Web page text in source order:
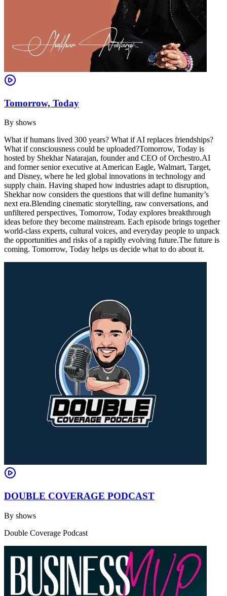
Tomorrow, Today
By shows
What if humans lived 300 years? What if AI replaces friendships?
What if consciousness could be uploaded?Tomorrow, Today is
hosted by Shekhar Natarajan, founder and CEO of Orchestro.AI
and former senior executive at American Eagle, Walmart, Target,
and Disney, where he led global innovations in technology and
supply chain. Having shaped how industries adapt to disruption,
Shekhar now considers the questions that will define humanity’s
next era.Blending cinematic storytelling, raw conversations, and
unfiltered perspectives, Tomorrow, Today explores breakthrough
ideas before they become mainstream. Each episode brings together
world-class experts, cultural voices, and everyday people to unpack
the opportunities and risks of a rapidly evolving future.The future is
coming. Tomorrow, Today helps us decide what to do about it.
DOUBLE COVERAGE PODCAST
By shows
Double Coverage Podcast